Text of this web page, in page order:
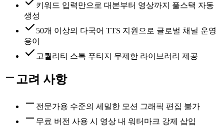
키워드 입력만으로 대본부터 영상까지 풀스택 자동
생성
50개 이상의 다국어 TTS 지원으로 글로벌 채널 운영
용이
고퀄리티 스톡 푸티지 무제한 라이브러리 제공
고려 사항
전문가용 수준의 세밀한 모션 그래픽 편집 불가
무료 버전 사용 시 영상 내 워터마크 강제 삽입